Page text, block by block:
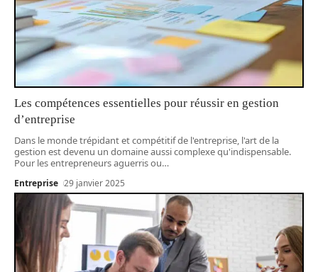
Les compétences essentielles pour réussir en gestion
d’entreprise
Dans le monde trépidant et compétitif de l'entreprise, l'art de la
gestion est devenu un domaine aussi complexe qu'indispensable.
Pour les entrepreneurs aguerris ou…
Entreprise 29 janvier 2025